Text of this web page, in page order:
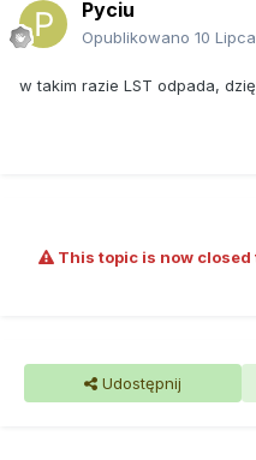
Pyciu
Opublikowano 10
w takim razie LST odpada,
This topic is now
Udostępnij